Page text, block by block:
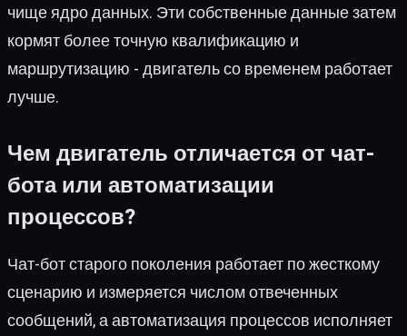
чище ядро данных. Эти собственные данные затем
кормят более точную квалификацию и
маршрутизацию - двигатель со временем работает
лучше.
Чем двигатель отличается от чат-
бота или автоматизации
процессов?
Чат-бот старого поколения работает по жесткому
сценарию и измеряется числом отвеченных
сообщений, а автоматизация процессов исполняет